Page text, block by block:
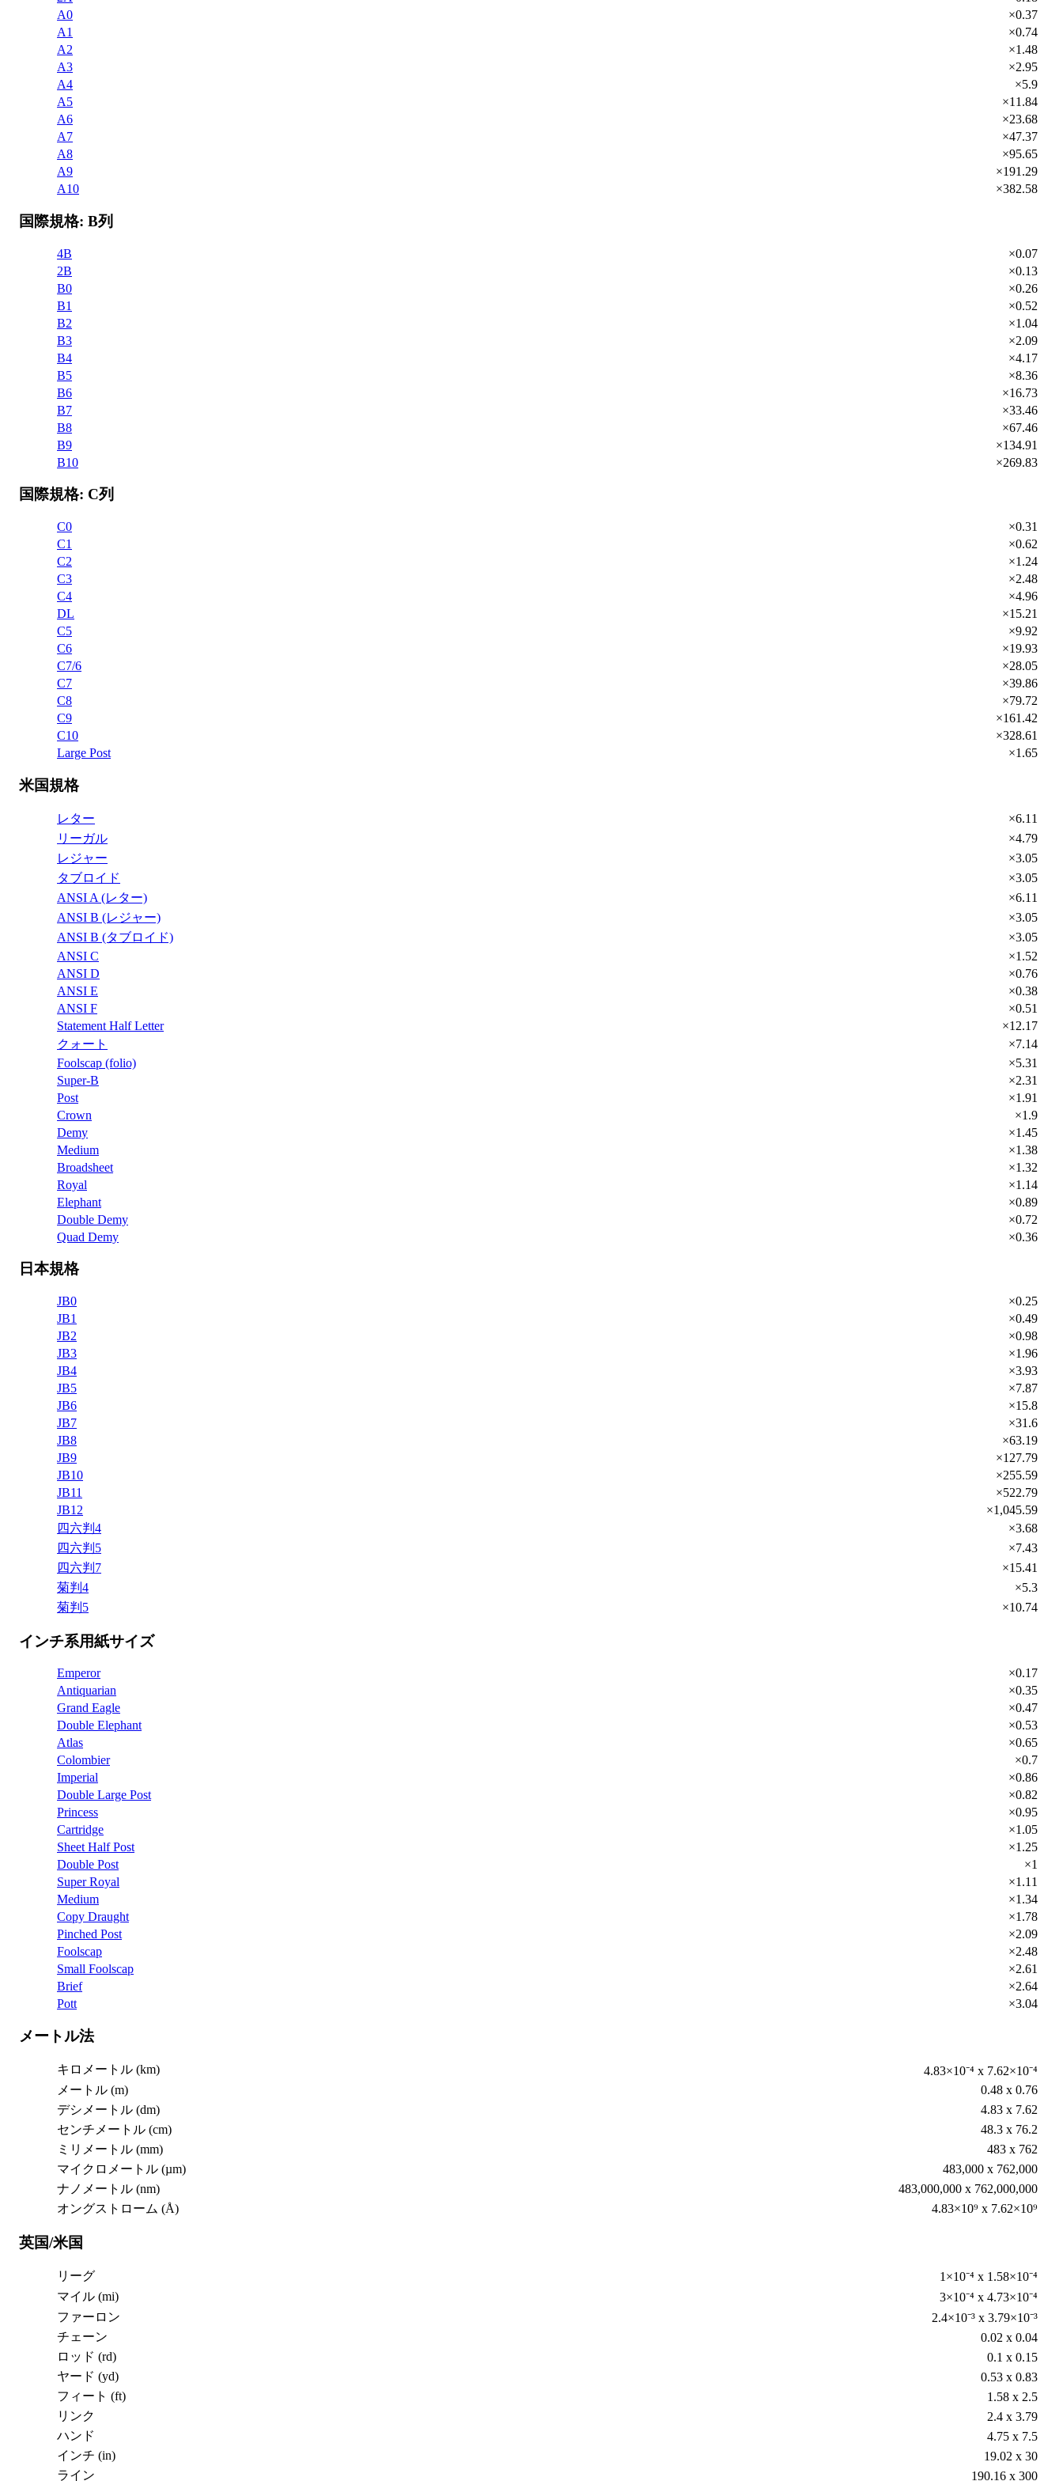
A0
×0.37
A1
×0.74
A2
×1.48
A3
×2.95
A4
×5.9
A5
×11.84
A6
×23.68
A7
×47.37
A8
×95.65
A9
×191.29
A10
×382.58
国際規格: B列
4B
×0.07
2B
×0.13
B0
×0.26
B1
×0.52
B2
×1.04
B3
×2.09
B4
×4.17
B5
×8.36
B6
×16.73
B7
×33.46
B8
×67.46
B9
×134.91
B10
×269.83
国際規格: C列
C0
×0.31
C1
×0.62
C2
×1.24
C3
×2.48
C4
×4.96
DL
×15.21
C5
×9.92
C6
×19.93
C7/6
×28.05
C7
×39.86
C8
×79.72
C9
×161.42
C10
×328.61
Large Post
×1.65
米国規格
レター
×6.11
リーガル
×4.79
レジャー
×3.05
タブロイド
×3.05
ANSI A (レター)
×6.11
ANSI B (レジャー)
×3.05
ANSI B (タブロイド)
×3.05
ANSI C
×1.52
ANSI D
×0.76
ANSI E
×0.38
ANSI F
×0.51
Statement Half Letter
×12.17
クォート
×7.14
Foolscap (folio)
×5.31
Super-B
×2.31
Post
×1.91
Crown
×1.9
Demy
×1.45
Medium
×1.38
Broadsheet
×1.32
Royal
×1.14
Elephant
×0.89
Double Demy
×0.72
Quad Demy
×0.36
日本規格
JB0
×0.25
JB1
×0.49
JB2
×0.98
JB3
×1.96
JB4
×3.93
JB5
×7.87
JB6
×15.8
JB7
×31.6
JB8
×63.19
JB9
×127.79
JB10
×255.59
JB11
×522.79
JB12
×1,045.59
四六判4
×3.68
四六判5
×7.43
四六判7
×15.41
菊判4
×5.3
菊判5
×10.74
インチ系用紙サイズ
Emperor
×0.17
Antiquarian
×0.35
Grand Eagle
×0.47
Double Elephant
×0.53
Atlas
×0.65
Colombier
×0.7
Imperial
×0.86
Double Large Post
×0.82
Princess
×0.95
Cartridge
×1.05
Sheet Half Post
×1.25
Double Post
×1
Super Royal
×1.11
Medium
×1.34
Copy Draught
×1.78
Pinched Post
×2.09
Foolscap
×2.48
Small Foolscap
×2.61
Brief
×2.64
Pott
×3.04
メートル法
キロメートル (km)
4.83×10⁻⁴ x 7.62×10⁻⁴
メートル (m)
0.48 x 0.76
デシメートル (dm)
4.83 x 7.62
センチメートル (cm)
48.3 x 76.2
ミリメートル (mm)
483 x 762
マイクロメートル (µm)
483,000 x 762,000
ナノメートル (nm)
483,000,000 x 762,000,000
オングストローム (Å)
4.83×10⁹ x 7.62×10⁹
英国/米国
リーグ
1×10⁻⁴ x 1.58×10⁻⁴
マイル (mi)
3×10⁻⁴ x 4.73×10⁻⁴
ファーロン
2.4×10⁻³ x 3.79×10⁻³
チェーン
0.02 x 0.04
ロッド (rd)
0.1 x 0.15
ヤード (yd)
0.53 x 0.83
フィート (ft)
1.58 x 2.5
リンク
2.4 x 3.79
ハンド
4.75 x 7.5
インチ (in)
19.02 x 30
ライン
190.16 x 300